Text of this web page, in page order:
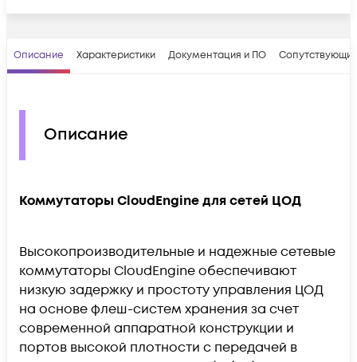
Описание Характеристики Документация и ПО
Описание
Коммутаторы CloudEngine для сетей ЦОД
Высокопроизводительные и надежные сетевые
коммутаторы CloudEngine обеспечивают
низкую задержку и простоту управления ЦОД
на основе флеш-систем хранения за счет
современной аппаратной конструкции и
портов высокой плотности с передачей в